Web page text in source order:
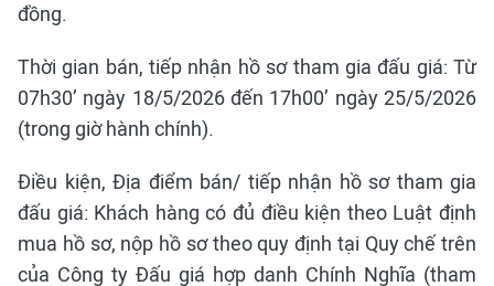
đồng.
Thời gian bán, tiếp nhận hồ sơ tham gia đấu giá: Từ
07h30’ ngày 18/5/2026 đến 17h00’ ngày 25/5/2026
(trong giờ hành chính).
Điều kiện, Địa điểm bán/ tiếp nhận hồ sơ tham gia
đấu giá: Khách hàng có đủ điều kiện theo Luật định
mua hồ sơ, nộp hồ sơ theo quy định tại Quy chế trên
của Công ty Đấu giá hợp danh Chính Nghĩa (tham